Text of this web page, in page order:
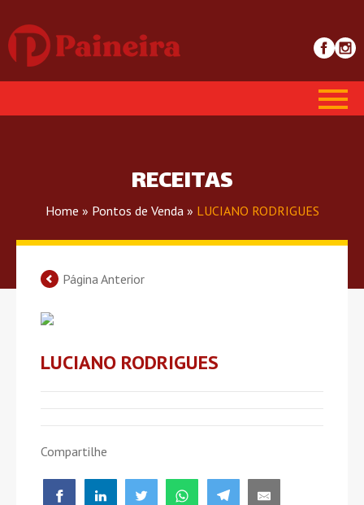
RECEITAS
Home » Pontos de Venda » LUCIANO RODRIGUES
Página Anterior
LUCIANO RODRIGUES
Compartilhe